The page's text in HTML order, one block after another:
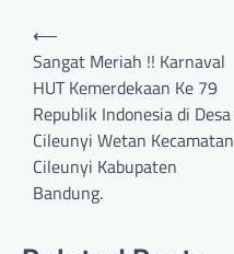
⟵
Sangat Meriah !! Karnaval
HUT Kemerdekaan Ke 79
Republik Indonesia di Desa
Cileunyi Wetan Kecamatan
Cileunyi Kabupaten
Bandung.